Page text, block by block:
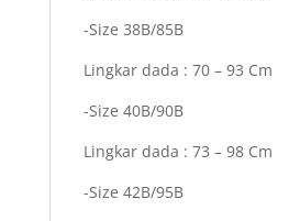
-Size 38B/85B
Lingkar dada : 70 – 93 Cm
-Size 40B/90B
Lingkar dada : 73 – 98 Cm
-Size 42B/95B